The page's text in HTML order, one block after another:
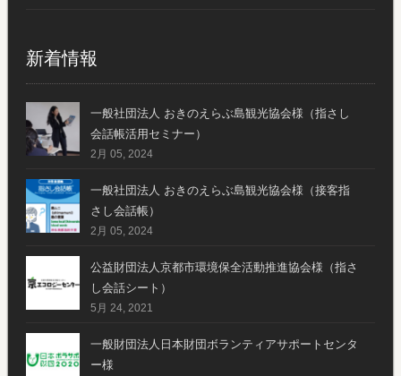
新着情報
一般社団法人 おきのえらぶ島観光協会様（指さし
会話帳活用セミナー）
2月 05, 2024
一般社団法人 おきのえらぶ島観光協会様（接客指
さし会話帳）
2月 05, 2024
公益財団法人京都市環境保全活動推進協会様（指さ
し会話シート）
5月 24, 2021
一般財団法人日本財団ボランティアサポートセンタ
ー様